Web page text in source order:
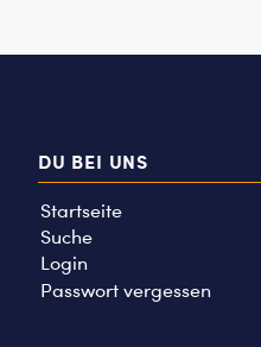
DU BEI UNS
Startseite
Suche
Login
Passwort vergessen